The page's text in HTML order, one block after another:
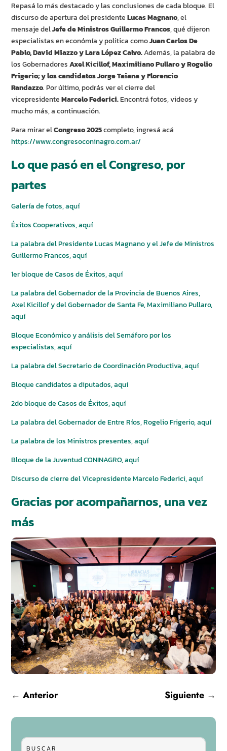
Repasá lo más destacado y las conclusiones de cada bloque. El
discurso de apertura del presidenteLucas Magnano, el
mensaje delJefe de Ministros Guillermo Francos, qué dijeron
especialistas en económía y politica comoJuan Carlos De
Pablo, David Miazzo y Lara López Calvo.Además, la palabra de
los GobernadoresAxel Kicillof, Maximiliano Pullaro y Rogelio
Frigerio; y los candidatos Jorge Taiana y Florencio
Randazzo. Por último, podrás ver el cierre del
vicepresidenteMarcelo Federici.Encontrá fotos, videos y
mucho más, a continuación.
Para mirar elCongreso 2025completo, ingresá acá
https://www.congresoconinagro.com.ar/
Lo que pasó en el Congreso, por
partes
Galería de fotos, aquí
Éxitos Cooperativos, aquí
La palabra del Presidente Lucas Magnano y el Jefe de Ministros
Guillermo Francos, aquí
1er bloque de Casos de Éxitos, aquí
La palabra del Gobernador de la Provincia de Buenos Aires,
Axel Kicillof y del Gobernador de Santa Fe, Maximiliano Pullaro,
aquí
Bloque Económico y análisis del Semáforo por los
especialistas, aquí
La palabra del Secretario de Coordinación Productiva, aquí
Bloque candidatos a diputados, aquí
2do bloque de Casos de Éxitos, aquí
La palabra del Gobernador de Entre Ríos, Rogelio Frigerio, aquí
La palabra de los Ministros presentes, aquí
Bloque de la Juventud CONINAGRO, aquí
Discurso de cierre del Vicepresidente Marcelo Federici, aquí
Gracias por acompañarnos, una vez
más
←Anterior Siguiente→